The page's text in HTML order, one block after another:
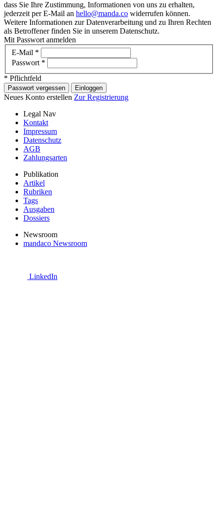
dass Sie Ihre Zustimmung, Informationen von uns zu erhalten,
jederzeit per E-Mail an hello@manda.co widerrufen können.
Weitere Informationen zur Datenverarbeitung und zu Ihren Rechten
als Betroffener finden Sie in unserem Datenschutz.
Mit Passwort anmelden
E-Mail *
Passwort *
* Pflichtfeld
Passwort vergessen Einloggen
Neues Konto erstellen Zur Registrierung
Legal Nav
Kontakt
Impressum
Datenschutz
AGB
Zahlungsarten
Publikation
Artikel
Rubriken
Tags
Ausgaben
Dossiers
Newsroom
mandaco Newsroom
LinkedIn